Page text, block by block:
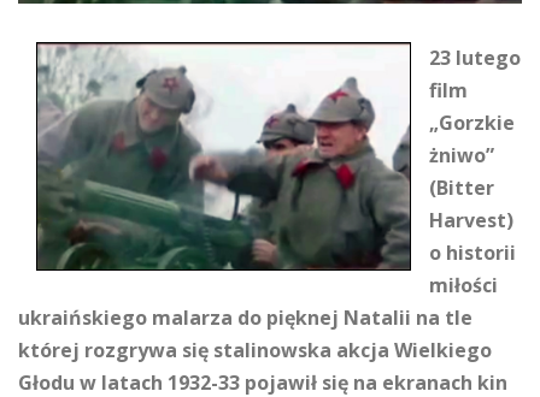
23 lutego
film
„Gorzkie
żniwo”
(Bitter
Harvest)
o historii
miłości
ukraińskiego malarza do pięknej Natalii na tle
której rozgrywa się stalinowska akcja Wielkiego
Głodu w latach 1932-33 pojawił się na ekranach kin